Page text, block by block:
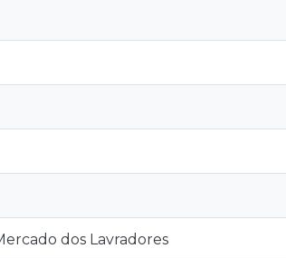
dos Lavradores